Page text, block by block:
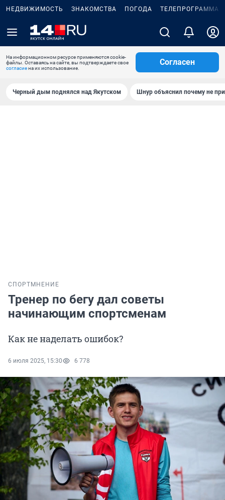
НЕДВИЖИМОСТЬ ЗНАКОМСТВА ПОГОДА ТЕЛЕПРОГРАММА
На информационном ресурсе применяются cookie-
файлы. Оставаясь на сайте, вы подтверждаете свое
согласиена их использование.
Согласен
Черный дым поднялся над Якутском Шнур объяснил почему не
СПОРТ МНЕНИЕ
Тренер по бегу дал советы
начинающим спортсменам
Как не наделать ошибок?
6 июля 2025, 15:30 6 778